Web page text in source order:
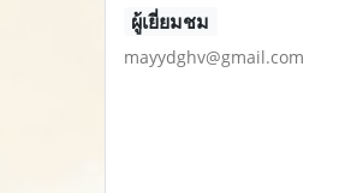
ผู้เยี่ยมชม
mayydghv@gmail.com